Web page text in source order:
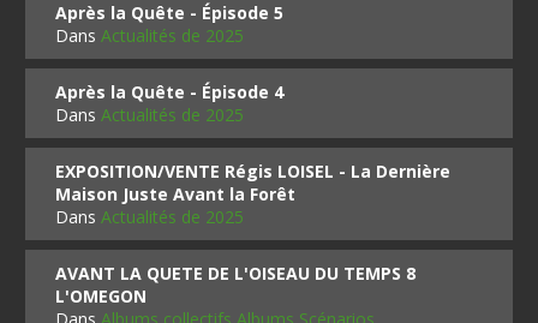
Après la Quête - Épisode 5
DansActualités de 2025
Après la Quête - Épisode 4
DansActualités de 2025
EXPOSITION/VENTE Régis LOISEL - La Dernière
Maison Juste Avant la Forêt
DansActualités de 2025
AVANT LA QUETE DE L'OISEAU DU TEMPS 8
L'OMEGON